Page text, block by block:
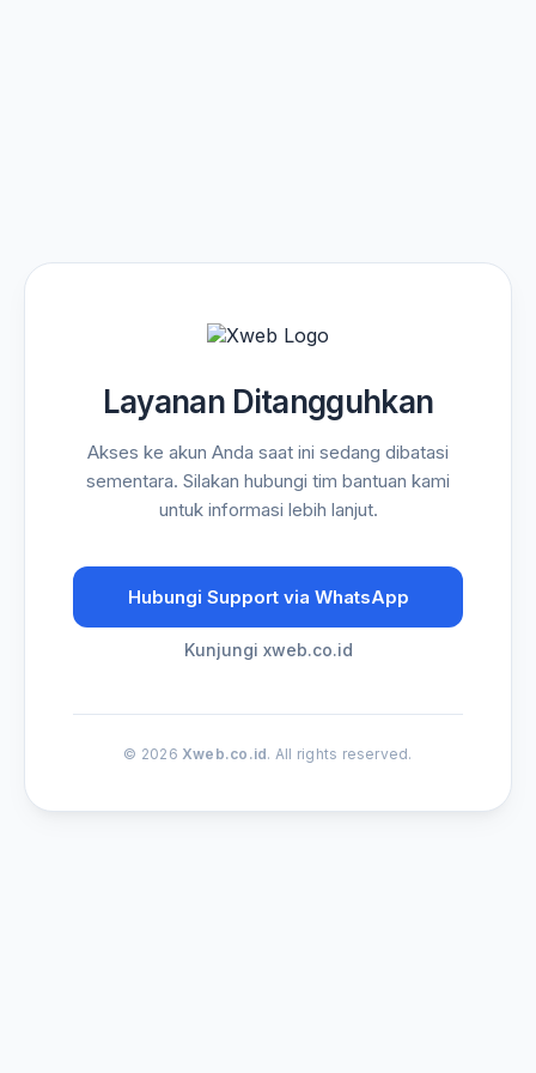
Layanan Ditangguhkan
Akses ke akun Anda saat ini sedang dibatasi
sementara. Silakan hubungi tim bantuan kami
untuk informasi lebih lanjut.
Hubungi Support via WhatsApp
Kunjungi xweb.co.id
© 2026 Xweb.co.id. All rights reserved.